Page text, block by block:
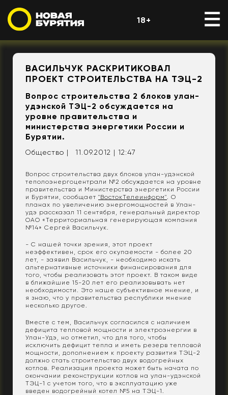
18+
ВАСИЛЬЧУК РАСКРИТИКОВАЛ
ПРОЕКТ СТРОИТЕЛЬСТВА НА ТЭЦ-2
Вопрос строительства 2 блоков улан-
удэнской ТЭЦ-2 обсуждается на
уровне правительства и
министерства энергетики России и
Бурятии.
Общество | 11.09.2012 | 12:47
Вопрос строительства двух блоков улан-удэнской
теполоэнергоцентрали №2 обсуждается на уровне
правительства и Министерства энергетики России
и Бурятии, сообщает "ВостокТелеинформ" . О
планах по увеличению энергомощностей в Улан-
удэ рассказал 11 сентября, генеральный директор
ОАО «Территориальная генерирующая компания
№14» Сергей Васильчук.
- С нашей точки зрения, этот проект
неэффективен, срок его окупаемости - более 20
лет, - заявил Васильчук, - необходимо искать
альтернативные источники финансирования для
того, чтобы реализовать этот проект. В таком виде
в ближайшие 15-20 лет его реализовывать нет
необходимости. Это наше субъективное мнение, и
я знаю, что у правительства республики мнение
несколько другое.
Вместе с тем, Васильчук согласился с наличием
дефицита тепловой мощности и электроэнергии в
Улан-Удэ, но отметил, что для того, чтобы
исключить дефицит тепла и иметь резерв тепловой
мощности, дополнением к проекту развития ТЭЦ-2
должно стать строительство двух водогрейных
котлов. Реализация проекта может быть начата по
окончании реконструкции котлов на улан-удэнской
ТЭЦ-1 с учетом того, что в эксплуатацию уже
введен водогрейный котел №5 на ТЭЦ-1.